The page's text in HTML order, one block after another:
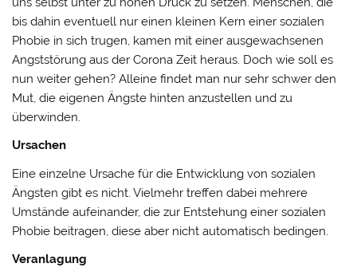
bis dahin eventuell nur einen kleinen Kern einer sozialen
Phobie in sich trugen, kamen mit einer ausgewachsenen
Angststörung aus der Corona Zeit heraus. Doch wie soll es
nun weiter gehen? Alleine findet man nur sehr schwer den
Mut, die eigenen Ängste hinten anzustellen und zu
überwinden.
Ursachen
Eine einzelne Ursache für die Entwicklung von sozialen
Ängsten gibt es nicht. Vielmehr treffen dabei mehrere
Umstände aufeinander, die zur Entstehung einer sozialen
Phobie beitragen, diese aber nicht automatisch bedingen.
Veranlagung